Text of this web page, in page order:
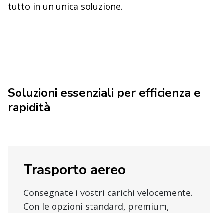
tutto in un unica soluzione.
Soluzioni essenziali per efficienza e
rapidità
Trasporto aereo
Consegnate i vostri carichi velocemente.
Con le opzioni standard, premium,